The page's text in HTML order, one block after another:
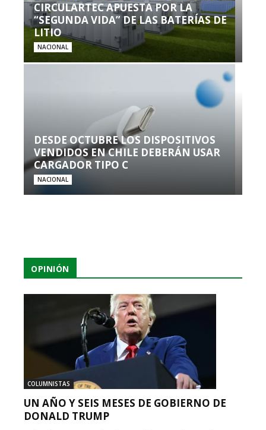
CIRCULARTEC APUESTA POR LA
“SEGUNDA VIDA” DE LAS BATERÍAS DE
LITIO
NACIONAL
DESDE OCTUBRE LOS DISPOSITIVOS
VENDIDOS EN CHILE DEBERÁN USAR
CARGADOR TIPO C
NACIONAL
OPINIÓN
COLUMNISTAS
UN AÑO Y SEIS MESES DE GOBIERNO DE
DONALD TRUMP